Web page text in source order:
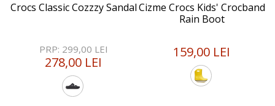
Crocs Classic Cozzzy Sandal
PRP: 299,00 LEI
278,00 LEI
Cizme Crocs Kids' Crocband
Rain Boot
159,00 LEI